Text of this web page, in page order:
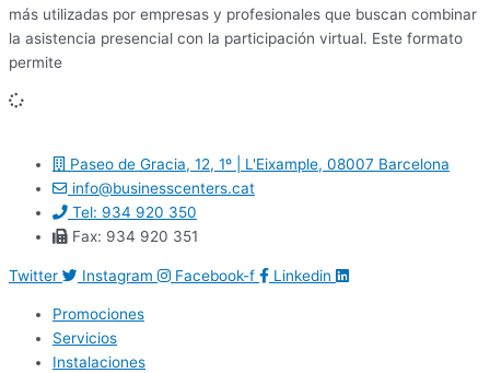
más utilizadas por empresas y profesionales que buscan combinar
la asistencia presencial con la participación virtual. Este formato
permite
Paseo de Gracia, 12, 1º | L'Eixample, 08007 Barcelona
info@businesscenters.cat
Tel: 934 920 350
Fax: 934 920 351
Twitter Instagram Facebook-f Linkedin
Promociones
Servicios
Instalaciones